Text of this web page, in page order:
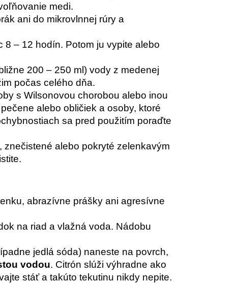
medi.
ani do mikrovlnnej rúry a
– 12 hodín. Potom ju vypite alebo
200 – 250 ml) vody z medenej
počas celého dňa.
s Wilsonovou chorobou alebo inou
alebo obličiek a osoby, ktoré
sa pred použitím poraďte
alebo pokryté zelenkavým
abrazívne prášky ani agresívne
na riad a vlažná voda. Nádobu
jedlá sóda) naneste na povrch,
vodou. Citrón slúži výhradne ako
stáť a takúto tekutinu nikdy nepite.